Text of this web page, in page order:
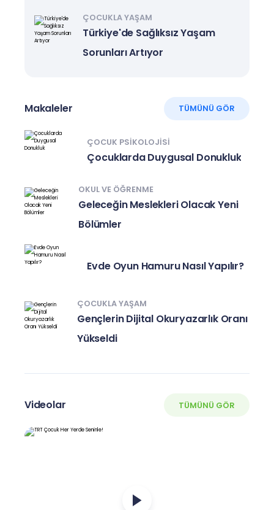
ÇOCUKLA YAŞAM
Türkiye'de Sağlıksız Yaşam
Sorunları Artıyor
Makaleler TÜMÜNÜ GÖR
ÇOCUK PSIKOLOJISI
Çocuklarda Duygusal Donukluk
OKUL VE ÖĞRENME
Geleceğin Meslekleri Olacak Yeni
Bölümler
Evde Oyun Hamuru Nasıl Yapılır?
ÇOCUKLA YAŞAM
Gençlerin Dijital Okuryazarlık Oranı
Yükseldi
Videolar TÜMÜNÜ GÖR